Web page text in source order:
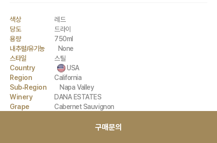
색상
레드
당도
드라이
용량
750ml
내추럴/유기농
None
스타일
스틸
Country
USA
Region
California
Sub-Region
Napa Valley
Winery
DANA ESTATES
Grape
Cabernet Sauvignon
구매문의